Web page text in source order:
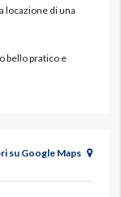
locazione di una
bello pratico e
su Google Maps